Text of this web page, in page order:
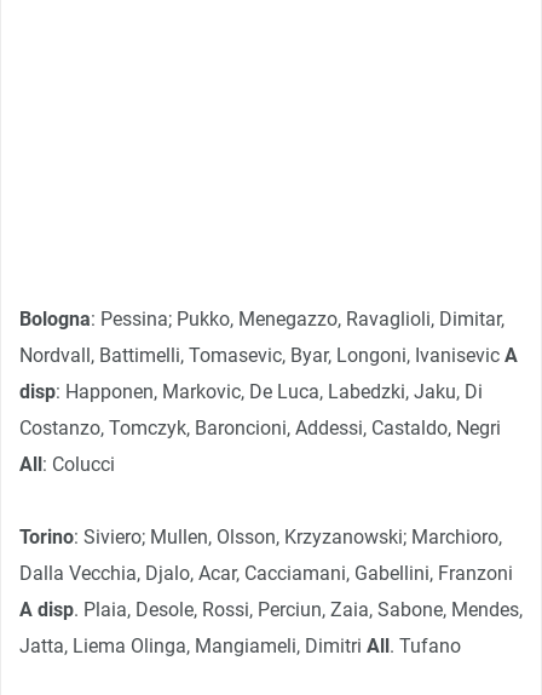
Bologna: Pessina; Pukko, Menegazzo, Ravaglioli, Dimitar,
Nordvall, Battimelli, Tomasevic, Byar, Longoni, Ivanisevic A
disp: Happonen, Markovic, De Luca, Labedzki, Jaku, Di
Costanzo, Tomczyk, Baroncioni, Addessi, Castaldo, Negri
All: Colucci
Torino: Siviero; Mullen, Olsson, Krzyzanowski; Marchioro,
Dalla Vecchia, Djalo, Acar, Cacciamani, Gabellini, Franzoni
A disp. Plaia, Desole, Rossi, Perciun, Zaia, Sabone, Mendes,
Jatta, Liema Olinga, Mangiameli, Dimitri All. Tufano